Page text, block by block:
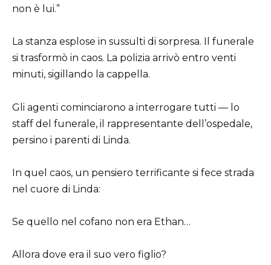
non è lui.”
La stanza esplose in sussulti di sorpresa. Il funerale
si trasformò in caos. La polizia arrivò entro venti
minuti, sigillando la cappella.
Gli agenti cominciarono a interrogare tutti — lo
staff del funerale, il rappresentante dell’ospedale,
persino i parenti di Linda.
In quel caos, un pensiero terrificante si fece strada
nel cuore di Linda:
Se quello nel cofano non era Ethan…
Allora dove era il suo vero figlio?